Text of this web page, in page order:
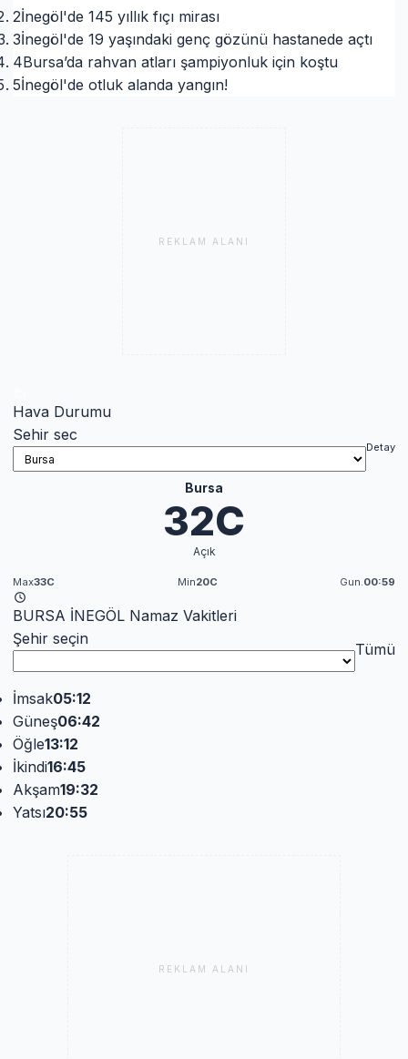
2İnegöl'de 145 yıllık fıçı mirası
3İnegöl'de 19 yaşındaki genç gözünü hastanede açtı
4Bursa’da rahvan atları şampiyonluk için koştu
5İnegöl'de otluk alanda yangın!
REKLAM ALANI
Hava Durumu
Sehir sec
Detay
Bursa
32C
Açık
Max33C Min20C Gun. 00:59
BURSA İNEGÖL Namaz Vakitleri
Şehir seçin
Tümü
İmsak05:12
Güneş06:42
Öğle13:12
İkindi16:45
Akşam19:32
Yatsı20:55
REKLAM ALANI